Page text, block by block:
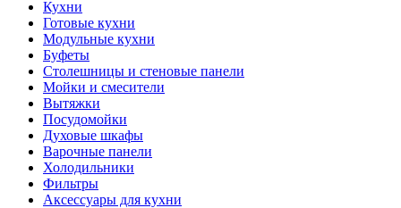
Кухни
Готовые кухни
Модульные кухни
Буфеты
Столешницы и стеновые панели
Мойки и смесители
Вытяжки
Посудомойки
Духовые шкафы
Варочные панели
Холодильники
Фильтры
Аксессуары для кухни